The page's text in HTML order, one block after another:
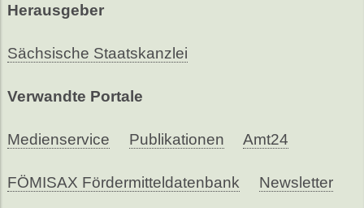
Herausgeber
Sächsische Staatskanzlei
Verwandte Portale
Medienservice Publikationen Amt24
FÖMISAX Fördermitteldatenbank Newsletter